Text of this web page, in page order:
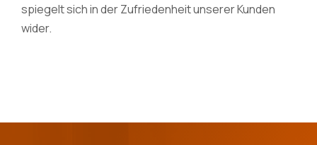
spiegelt sich in der Zufriedenheit unserer Kunden
wider.